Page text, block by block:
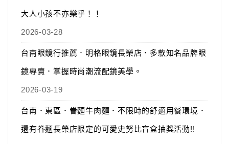
大人小孩不亦樂乎！！
2026-03-28
台南眼鏡行推薦．明格眼鏡長榮店．多款知名品牌眼
鏡專賣．掌握時尚潮流配鏡美學。
2026-03-19
台南．東區．眷麵牛肉麵．不限時的舒適用餐環境．
還有眷麵長榮店限定的可愛史努比盲盒抽獎活動!!